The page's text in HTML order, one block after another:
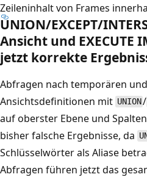
Zeileninhalt von Frames
UNION/EXCEPT/
Ansicht und EXECUTE
jetzt korrekte
Abfragen nach temporären
Ansichtsdefinitionen mit UNION/
auf oberster Ebene und
bisher falsche Ergebnisse, da
Schlüsselwörter als Aliase
Abfragen führen jetzt das